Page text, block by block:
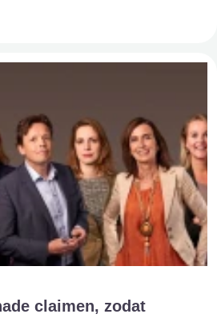
claimen, zodat